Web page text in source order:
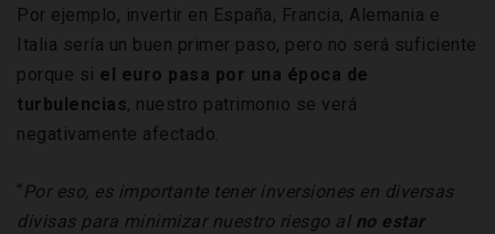
Por ejemplo, invertir en España, Francia, Alemania e
Italia sería un buen primer paso, pero no será suficiente
porque si el euro pasa por una época de
turbulencias, nuestro patrimonio se verá
negativamente afectado.
“ Por eso, es importante tener inversiones en diversas
divisas para minimizar nuestro riesgo al no estar